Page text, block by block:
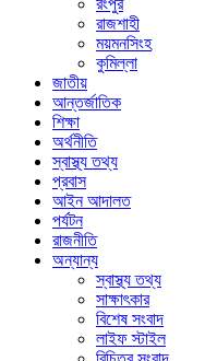
রাজশাহী
ময়মনসিংহ
কুমিল্লা
জাতীয়
আন্তর্জাতিক
শিক্ষা
অর্থনীতি
স্বাস্থ্য তথ্য
প্রবাস
আইন আদালত
পর্যটন
রাজনীতি
অন্যান্য
স্বাস্থ্য তথ্য
সাক্ষাৎকার
বিশেষ সংবাদ
লাইফ স্টাইল